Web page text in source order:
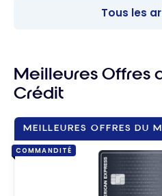
Tous les
Meilleures Offres
Crédit
MEILLEURES OFFRES DU
COMMANDITÉ